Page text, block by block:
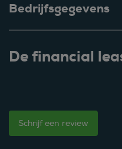
Bedrijfsgegevens
De financial
Schrijf een review